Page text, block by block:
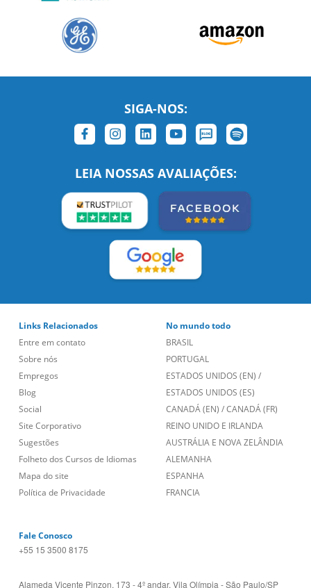
SIGA-NOS:
LEIA NOSSAS AVALIAÇÕES:
Links Relacionados
Entre em contato
Sobre nós
Empregos
Blog
Social
Site Corporativo
Sugestões
Folheto dos Cursos de Idiomas
Mapa do site
Política de Privacidade
No mundo todo
BRASIL
PORTUGAL
ESTADOS UNIDOS (EN) /
ESTADOS UNIDOS (ES)
CANADÁ (EN) /CANADÁ (FR)
REINO UNIDO E IRLANDA
AUSTRÁLIA E NOVA ZELÂNDIA
ALEMANHA
ESPANHA
FRANCIA
Fale Conosco
+55 15 3500 8175
Alameda Vicente Pinzon, 173 - 4º andar, Vila Olímpia - São Paulo/SP